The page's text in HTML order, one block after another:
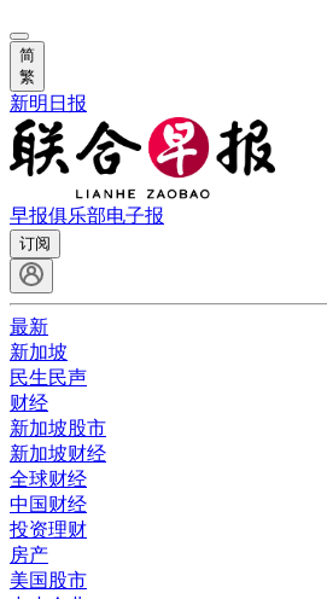
简
繁
新明日报
早报俱乐部电子报
订阅
最新
新加坡
民生民声
财经
新加坡股市
新加坡财经
全球财经
中国财经
投资理财
房产
美国股市